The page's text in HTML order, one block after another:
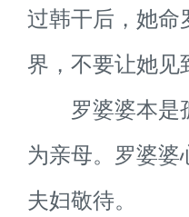
过韩干后，她
界，不要让她
罗婆婆本是
为亲母。罗婆
夫妇敬待。